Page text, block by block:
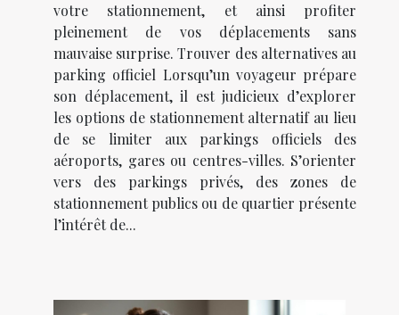
votre stationnement, et ainsi profiter
pleinement de vos déplacements sans
mauvaise surprise. Trouver des alternatives au
parking officiel Lorsqu’un voyageur prépare
son déplacement, il est judicieux d’explorer
les options de stationnement alternatif au lieu
de se limiter aux parkings officiels des
aéroports, gares ou centres-villes. S’orienter
vers des parkings privés, des zones de
stationnement publics ou de quartier présente
l’intérêt de...